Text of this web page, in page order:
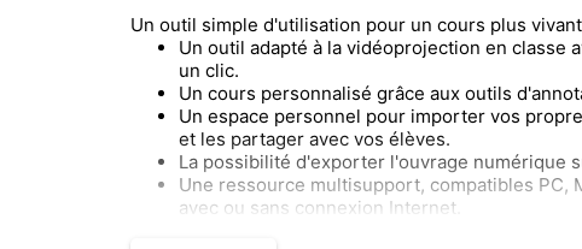
Un outil simple d'utilisation pour un cours plus
Un outil adapté à la vidéoprojection en classe
un clic.
Un cours personnalisé grâce aux outils
Un espace personnel pour importer vos
et les partager avec vos élèves.
La possibilité d'exporter l'ouvrage numérique
Une ressource multisupport, compatibles PC,
avec ou sans connexion Internet.